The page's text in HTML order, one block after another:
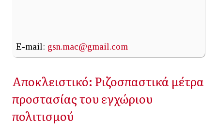
E-mail: gsn.mac@gmail.com
Αποκλειστικό: Ριζοσπαστικά μέτρα
προστασίας του εγχώριου
πολιτισμού